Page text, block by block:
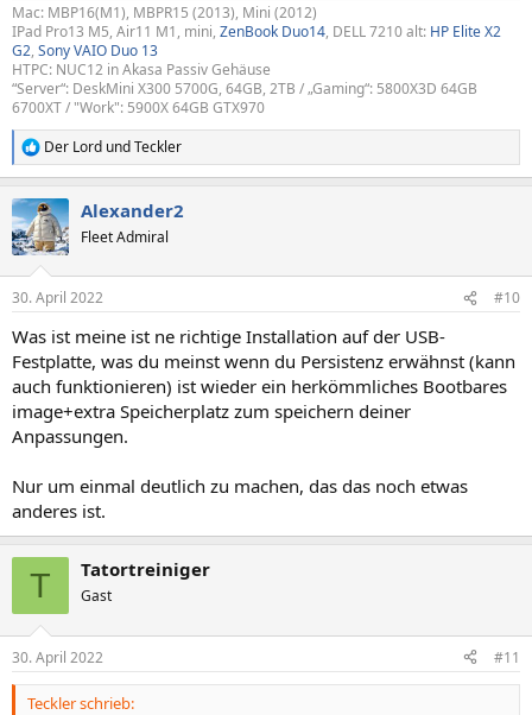
Mac: MBP16(M1), MBPR15 (2013), Mini (2012)
IPad Pro13 M5, Air11 M1, mini, ZenBook Duo14, DELL 7210 alt: HP Elite X2
G2, Sony VAIO Duo 13
HTPC: NUC12 in Akasa Passiv Gehäuse
“Server“: DeskMini X300 5700G, 64GB, 2TB / „Gaming“: 5800X3D 64GB
6700XT / "Work": 5900X 64GB GTX970
R
e
k
t
i
e
:
Der Lord undTeckler
Alexander2
Fleet Admiral
30. April 2022 #10
Was ist meine ist ne richtige Installation auf der USB-
Festplatte, was du meinst wenn du Persistenz erwähnst (kann
auch funktionieren) ist wieder ein herkömmliches Bootbares
image+extra Speicherplatz zum speichern deiner
Anpassungen.
Nur um einmal deutlich zu machen, das das noch etwas
anderes ist.
T Tatortreiniger
Gast
30. April 2022 #11
Teckler schrieb: